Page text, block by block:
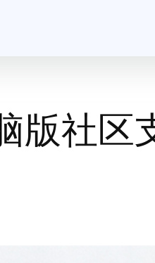
版社区